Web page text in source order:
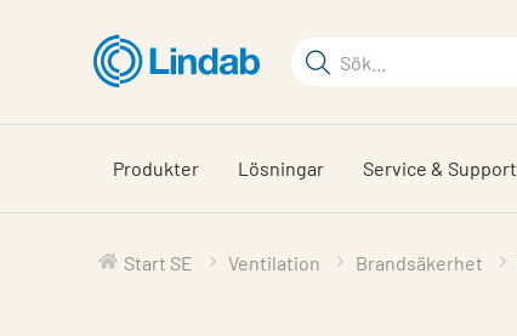
huvudinnehållet
Sökord
på
sajten
Produkter Lösningar Service & Support
Start SE Ventilation Brandsäkerhet